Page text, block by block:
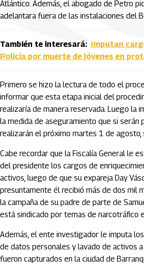
Atlántico. Además, el abogado de Petro
adelantara fuera de las instalaciones del
También te interesará: Imputan
Policía por muerte de jóvenes en
Primero se hizo la lectura de todo el
informar que esta etapa inicial del
realizaría de manera reservada. Luego la
la medida de aseguramiento que si serán
realizarán el próximo martes 1 de agosto,
Cabe recordar que la Fiscalía General le
del presidente los cargos de
activos, luego de que su expareja Day
presuntamente él recibió más de dos mil
la campaña de su padre de parte de
está sindicado por temas de narcotráfico
Además, el ente investigador le imputa
de datos personales y lavado de activos a
fueron capturados en la ciudad de